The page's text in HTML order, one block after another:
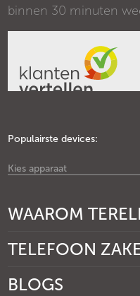
binnen 30 minuten
Populairste devices:
Kies apparaat
WAAROM
TELEFOON
BLOGS